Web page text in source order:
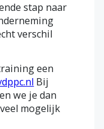
stap naar
verschil
een
Bij
we je dan
mogelijk